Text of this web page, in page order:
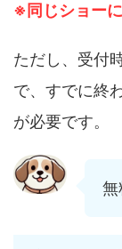
※ 同じショー
ただし、受付
で、すでに終
が必要です。
無